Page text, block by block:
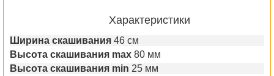
Характеристики
Ширина скашивания 46 см
Высота скашивания max 80 мм
Высота скашивания min 25 мм